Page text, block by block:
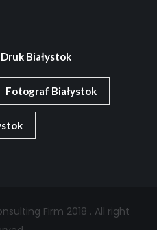
Druk Białystok
Fotograf Białystok
Firm 2018 . All right